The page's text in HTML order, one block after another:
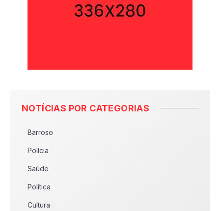
NOTÍCIAS POR CATEGORIAS
Barroso
Polícia
Saúde
Política
Cultura